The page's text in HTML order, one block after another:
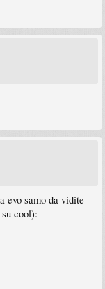
evo samo da vidite
cool):